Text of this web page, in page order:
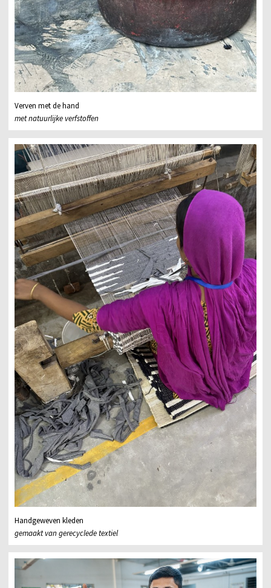
Verven met de hand
met natuurlijke verfstoffen
Handgeweven kleden
gemaakt van gerecyclede textiel